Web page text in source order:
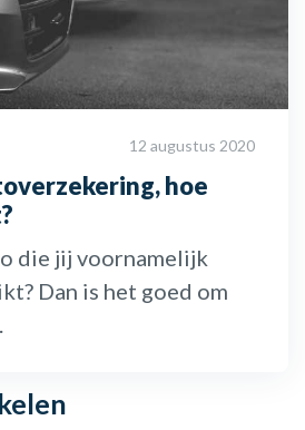
12 augustus 2020
hoe
die jij voornamelijk
Dan is het goed om